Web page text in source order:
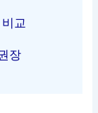
교
장